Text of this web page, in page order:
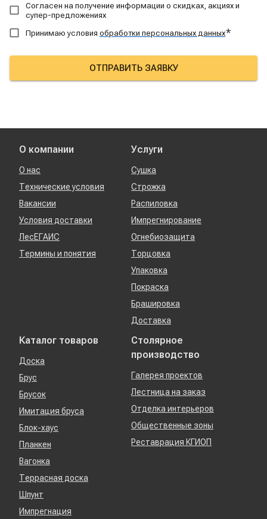
Согласен на получение информации о скидках, акциях и
супер-предложениях
Принимаю условия обработки персональных данных*
ОТПРАВИТЬ ЗАЯВКУ
О компании
О нас
Технические условия
Вакансии
Условия доставки
ЛесЕГАИС
Термины и понятия
Услуги
Сушка
Строжка
Распиловка
Импрегнирование
Огнебиозащита
Торцовка
Упаковка
Покраска
Брашировка
Доставка
Каталог товаров
Доска
Брус
Брусок
Имитация бруса
Блок-хаус
Планкен
Вагонка
Террасная доска
Шпунт
Импрегнация
Столярное
производство
Галерея проектов
Лестница на заказ
Отделка интерьеров
Общественные зоны
Реставрация КГИОП